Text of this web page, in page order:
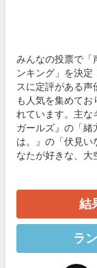
みんなの投票で「
ンキング」を決定
スに定評がある
も人気を集めてお
れています。主な
ガールズ』の「緒
は。』の「伏見い
なたが好きな、大
結
ラ